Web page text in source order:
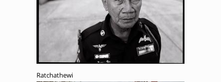
Ratchathewi